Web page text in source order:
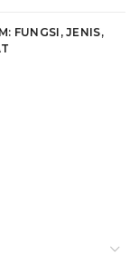
FUNGSI, JENIS,